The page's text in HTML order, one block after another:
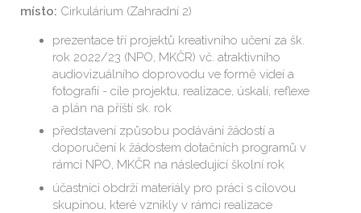
místo: Cirkulárium (Zahradní 2)
prezentace tří projektů kreativního učení za šk.
rok 2022/23 (NPO, MKČR) vč. atraktivního
audiovizuálního doprovodu ve formě videí a
fotografií - cíle projektu, realizace, úskalí, reflexe
a plán na příští sk. rok
představení způsobu podávání žádostí a
doporučení k žádostem dotačních programů v
rámci NPO, MKČR na následující školní rok
účastníci obdrží materiály pro práci s cílovou
skupinou, které vznikly v rámci realizace